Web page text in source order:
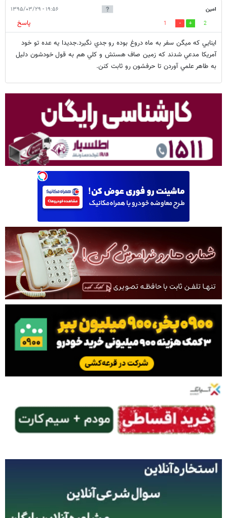
امين ۱۹:۵۶ - ۱۳۹۵/۰۳/۲۹
2
1
پاسخ
اينايي كه ميگن سفر به ماه دروغ بوده رو جدي نگيرد.جديدا يه عده تو خود
آمريكا مدعي شدند كه زمين صاف هستش و كلي هم به قول خودشون دليل
به طاهر علمي آوردن تا حرفشون رو ثابت كنن.